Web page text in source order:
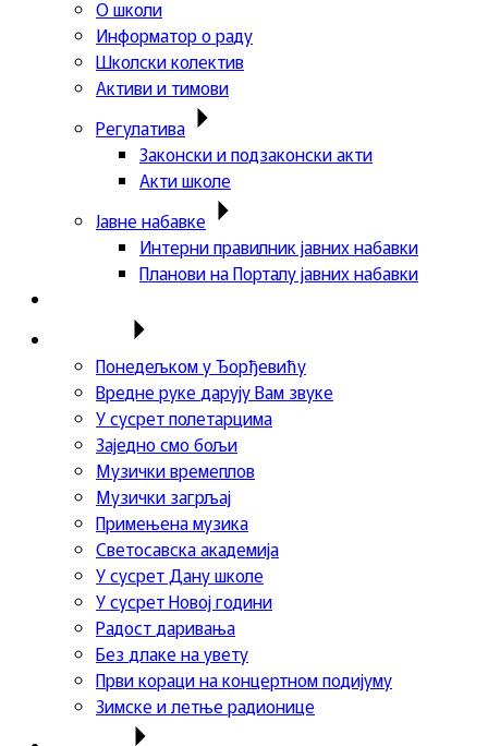
О школи
Информатор о раду
Школски колектив
Активи и тимови
Регулатива
Законски и подзаконски акти
Акти школе
Јавне набавке
Интерни правилник јавних набавки
Планови на Порталу јавних набавки
Понедељком у Ђорђевићу
Вредне руке дарују Вам звуке
У сусрет полетарцима
Заједно смо бољи
Музички времеплов
Музички загрљај
Примењена музика
Светосавска академија
У сусрет Дану школе
У сусрет Новој години
Радост даривања
Без длаке на увету
Први кораци на концертном подијуму
Зимске и летње радионице